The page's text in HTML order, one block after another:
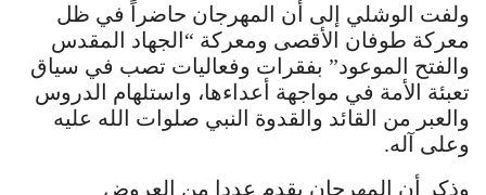
ولفت الوشلي إلى أن المهرجان حاضراً في ظل
معركة طوفان الأقصى ومعركة “الجهاد المقدس
والفتح الموعود” بفقرات وفعاليات تصب في سياق
تعبئة الأمة في مواجهة أعداءها، واستلهام الدروس
والعبر من القائد والقدوة النبي صلوات الله عليه
وعلى آله.
وذكر أن المهرجان يقدم عددا من العروض